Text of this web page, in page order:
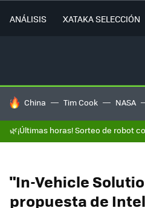
ANÁLISIS XATAKA SELECCIÓN
HOY SE HABLA DE
China Tim Cook NASA
🌿¡Últimas horas! Sorteo de robot
"In-Vehicle
propuesta de